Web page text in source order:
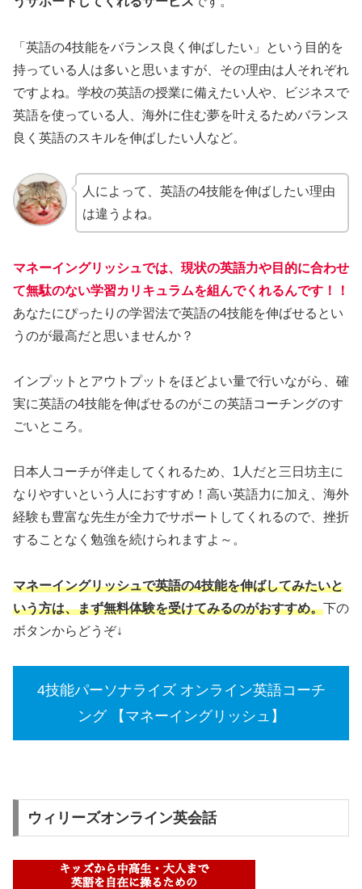
「英語の4技能をバランス良く伸ばしたい」という目的を
持っている人は多いと思いますが、その理由は人それぞれ
ですよね。学校の英語の授業に備えたい人や、ビジネスで
英語を使っている人、海外に住む夢を叶えるためバランス
良く英語のスキルを伸ばしたい人など。
人によって、英語の4技能を伸ばしたい理由
は違うよね。
マネーイングリッシュでは、現状の英語力や目的に合わせ
て無駄のない学習カリキュラムを組んでくれるんです！！
あなたにぴったりの学習法で英語の4技能を伸ばせるとい
うのが最高だと思いませんか？
インプットとアウトプットをほどよい量で行いながら、確
実に英語の4技能を伸ばせるのがこの英語コーチングのす
ごいところ。
日本人コーチが伴走してくれるため、1人だと三日坊主に
なりやすいという人におすすめ！高い英語力に加え、海外
経験も豊富な先生が全力でサポートしてくれるので、挫折
することなく勉強を続けられますよ～。
マネーイングリッシュで英語の4技能を伸ばしてみたいと
いう方は、まず無料体験を受けてみるのがおすすめ。下の
ボタンからどうぞ↓
4技能パーソナライズ オンライン英語コーチ
ング 【マネーイングリッシュ】
ウィリーズオンライン英会話